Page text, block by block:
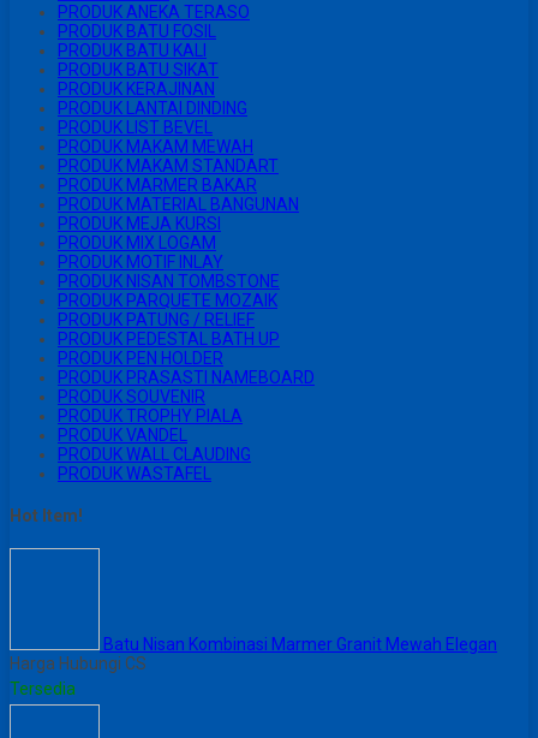
PRODUK ANEKA TERASO
PRODUK BATU FOSIL
PRODUK BATU KALI
PRODUK BATU SIKAT
PRODUK KERAJINAN
PRODUK LANTAI DINDING
PRODUK LIST BEVEL
PRODUK MAKAM MEWAH
PRODUK MAKAM STANDART
PRODUK MARMER BAKAR
PRODUK MATERIAL BANGUNAN
PRODUK MEJA KURSI
PRODUK MIX LOGAM
PRODUK MOTIF INLAY
PRODUK NISAN TOMBSTONE
PRODUK PARQUETE MOZAIK
PRODUK PATUNG / RELIEF
PRODUK PEDESTAL BATH UP
PRODUK PEN HOLDER
PRODUK PRASASTI NAMEBOARD
PRODUK SOUVENIR
PRODUK TROPHY PIALA
PRODUK VANDEL
PRODUK WALL CLAUDING
PRODUK WASTAFEL
Hot Item!
Batu Nisan Kombinasi Marmer Granit Mewah Elegan
Harga Hubungi CS
Tersedia